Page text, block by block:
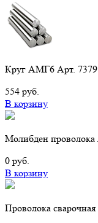
Круг АМГ6 Арт. 7379
554 руб.
В корзину
Молибден проволока
0 руб.
В корзину
Проволока